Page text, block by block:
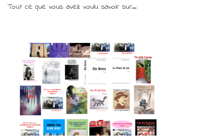
Tout ce que vous avez voulu savoir sur...